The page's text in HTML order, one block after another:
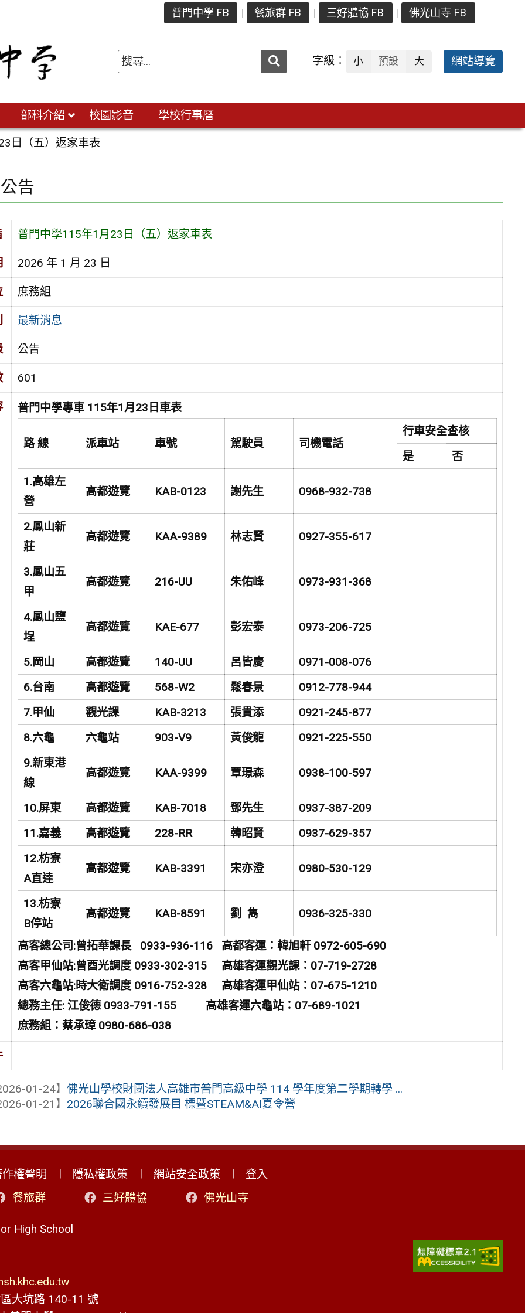
普門中學 FB 餐旅群 FB 三好體協 FB 佛光山寺 FB
送出 字級： 小 預設 大 網站導覽
部科介紹 校園影音 學校行事曆
日（五）返家車表
告
普門中學115年1月23日（五）返家車表
2026 年 1 月 23 日
庶務組
最新消息
公告
601
普門中學專車 115年1月23日車表
路 線 派車站 車號 駕駛員 司機電話
行車安全查核
是
否
1.高雄左
營
高都遊覽 KAB-0123 謝先生 0968-932-738
2.鳳山新
莊
高都遊覽 KAA-9389 林志賢 0927-355-617
3.鳳山五
甲
高都遊覽 216-UU 朱佑峰 0973-931-368
4.鳳山鹽
埕
高都遊覽 KAE-677 彭宏泰 0973-206-725
5.岡山 高都遊覽 140-UU 呂皆慶
0971-008-076
6.台南 高都遊覽 568-W2 鬆春景
0912-778-944
7.甲仙 觀光課 KAB-3213 張貴添
0921-245-877
8.六龜 六龜站 903-V9 黃俊龍
0921-225-550
9.新東港
線
高都遊覽 KAA-9399 覃璟森 0938-100-597
10.屏東 高都遊覽 KAB-7018 鄧先生
0937-387-209
11.嘉義 高都遊覽 228-RR 韓昭賢
0937-629-357
12.枋寮
A直達
高都遊覽 KAB-3391 宋亦澄 0980-530-129
13.枋寮
B停站
高都遊覽 KAB-8591 劉 雋 0936-325-330
高客總公司:曾拓華課長 0933-936-116 高都客運：韓旭軒 0972-605-690
高客甲仙站:曾酉光調度 0933-302-315 高雄客運觀光課：07-719-2728
高客六龜站:時大衛調度 0916-752-328 高雄客運甲仙站：07-675-1210
總務主任: 江俊德 0933-791-155 高雄客運六龜站：07-689-1021
庶務組：蔡承璋 0980-686-038
01-24】佛光山學校財團法人高雄市普門高級中學 114 學年度第二學期轉學 ...
01-21】 2026聯合國永續發展目 標暨STEAM&AI夏令營
權聲明 隱私權政策 網站安全政策
登入
餐旅群
三好體協 佛光山寺
High School
大坑路 140-11 號